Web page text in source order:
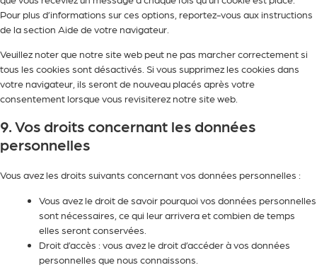
Pour plus d’informations sur ces options, reportez-vous aux instructions
de la section Aide de votre navigateur.
Veuillez noter que notre site web peut ne pas marcher correctement si
tous les cookies sont désactivés. Si vous supprimez les cookies dans
votre navigateur, ils seront de nouveau placés après votre
consentement lorsque vous revisiterez notre site web.
9. Vos droits concernant les données
personnelles
Vous avez les droits suivants concernant vos données personnelles :
Vous avez le droit de savoir pourquoi vos données personnelles
sont nécessaires, ce qui leur arrivera et combien de temps
elles seront conservées.
Droit d’accès : vous avez le droit d’accéder à vos données
personnelles que nous connaissons.